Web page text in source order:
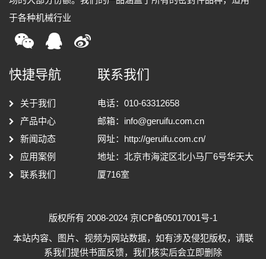
于各种机械行业
快捷导航
关于我们
产品中心
新闻动态
应用案例
联系我们
联系我们
电话：010-63312658
邮箱： info@geruifu.com.cn
网址： http://geruifu.com.cn/
地址：北京市海淀区北小马厂6号华天大
厦716室
版权所有 2008-2024 京ICP备05017001号-1
本站内容、图片、视频为网站数据，如有涉及侵犯版权，请联
系我们提供书面反馈，我们核实后会立即删除